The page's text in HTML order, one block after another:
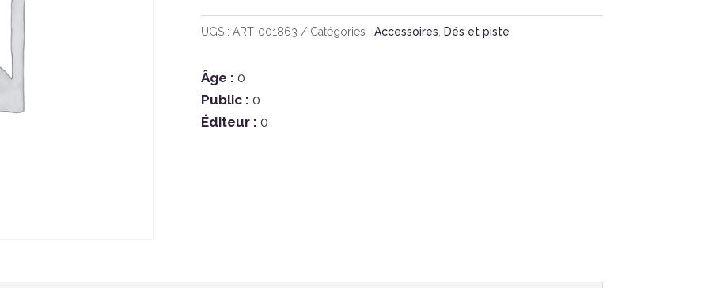
UGS : ART-001863 Catégories : Accessoires, Dés et piste
Âge : 0
Public : 0
Éditeur : 0